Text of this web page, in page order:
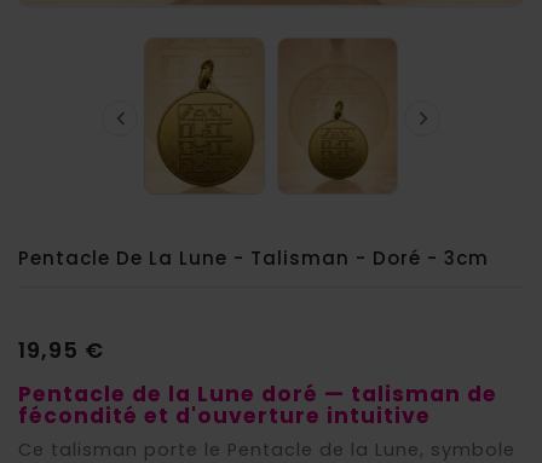
 
Pentacle De La Lune - Talisman - Doré - 3cm
19,95 €
Pentacle de la Lune doré — talisman de
fécondité et d'ouverture intuitive
Ce talisman porte le Pentacle de la Lune, symbole